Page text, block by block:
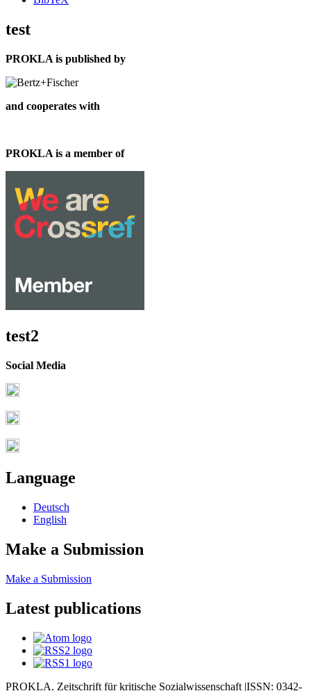
test
PROKLA is published by
and cooperates with
PROKLA is a member of
test2
Social Media
Language
Deutsch
English
Make a Submission
Make a Submission
Latest publications
PROKLA. Zeitschrift für kritische Sozialwissenschaft |ISSN: 0342-